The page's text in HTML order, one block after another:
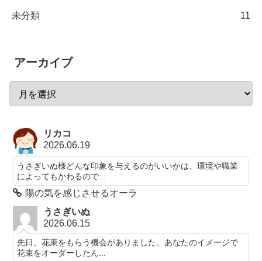
未分類 11
アーカイブ
リカコ
2026.06.19
うさぎいぬ様どんな印象を与えるのがいいかは、環境や職業
によってもかわるので...
陽の気を感じさせるオーラ
うさぎいぬ
2026.06.15
先日、花束をもらう機会がありました。あなたのイメージで
花束をオーダーしたん...